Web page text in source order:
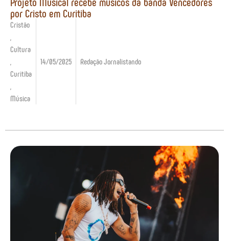
por Cristo em Curitiba
Cristão
Cultura
Curitiba
Música
14/05/2025 Redação Jornalistando